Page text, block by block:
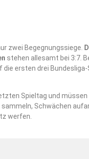
zwei Begegnungssiege.
stehen allesamt bei 3:7.
ersten drei
Spieltag und
Schwächen
werfen.